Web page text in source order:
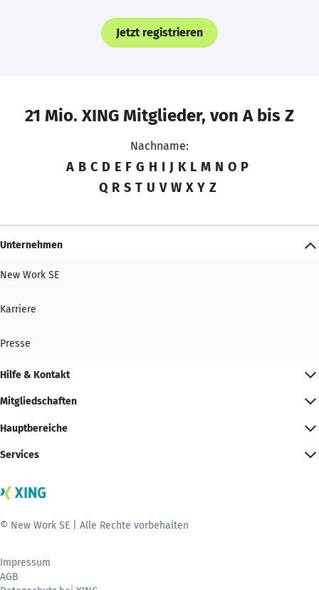
Jetzt registrieren
21 Mio. XING Mitglieder, von A bis Z
Nachname:
A B C D E F G H I J K L M N O P
Q R S T U V W X Y Z
Unternehmen
New Work SE
Karriere
Presse
Hilfe & Kontakt
Mitgliedschaften
Hauptbereiche
Services
© New Work SE | Alle Rechte vorbehalten
Impressum
AGB